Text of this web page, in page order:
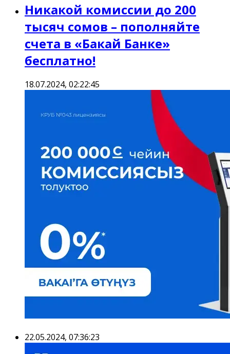
Никакой комиссии до 200
тысяч сомов – пополняйте
счета в «Бакай Банке»
бесплатно!
18.07.2024, 02:22:45
22.05.2024, 07:36:23